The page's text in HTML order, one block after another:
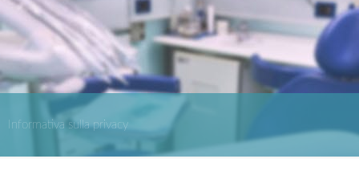
Informativa sulla privacy